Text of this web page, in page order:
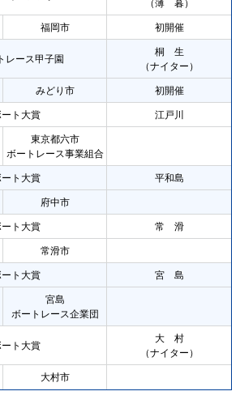
（薄 暮）
福岡市 初開催
レース甲子園
桐 生
（ナイター）
みどり市 初開催
ト大賞 江戸川
東京都六市
ボートレース事業組合
ト大賞 平和島
府中市
ト大賞 常 滑
常滑市
ト大賞 宮 島
宮島
ボートレース企業団
ト大賞
大 村
（ナイター）
大村市